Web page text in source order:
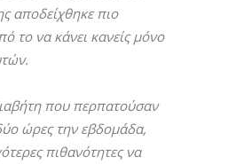
αποδείχθηκε πιο
το να κάνει κανείς μόνο
που περπατούσαν
ώρες την εβδομάδα,
πιθανότητες να